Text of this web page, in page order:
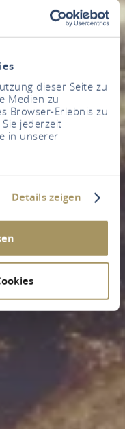
dieser Seite zu
Medien zu
Browser-Erlebnis zu
jederzeit
in unserer
Details zeigen